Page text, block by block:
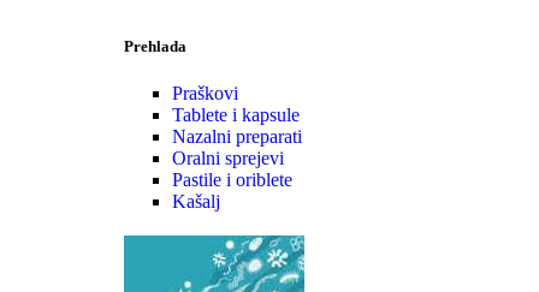
Prehlada
Praškovi
Tablete i kapsule
Nazalni preparati
Oralni sprejevi
Pastile i oriblete
Kašalj